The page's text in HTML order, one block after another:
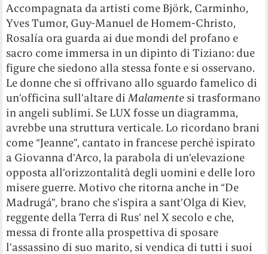
Accompagnata da artisti come Björk, Carminho,
Yves Tumor, Guy-Manuel de Homem-Christo,
Rosalía ora guarda ai due mondi del profano e
sacro come immersa in un dipinto di Tiziano: due
figure che siedono alla stessa fonte e si osservano.
Le donne che si offrivano allo sguardo famelico di
un’officina sull’altare diMalamente si trasformano
in angeli sublimi. Se LUX fosse un diagramma,
avrebbe una struttura verticale. Lo ricordano brani
come “Jeanne”, cantato in francese perché ispirato
a Giovanna d’Arco, la parabola di un’elevazione
opposta all’orizzontalità degli uomini e delle loro
misere guerre. Motivo che ritorna anche in “De
Madrugá”, brano che s’ispira a sant’Olga di Kiev,
reggente della Terra di Rus’ nel X secolo e che,
messa di fronte alla prospettiva di sposare
l’assassino di suo marito, si vendica di tutti i suoi